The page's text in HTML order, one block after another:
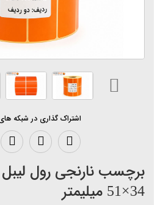
اشتراک گذاری در شبکه
برچسب نارنجی رول
34×51 میلیمتر